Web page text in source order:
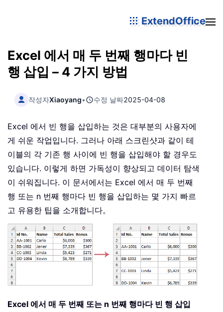
ExtendOffice
Excel 에서 매 두 번째 행마다 빈
행 삽입 – 4 가지 방법
작성자Xiaoyang• 수정 날짜2025-04-08
Excel 에서 빈 행을 삽입하는 것은 대부분의 사용자에
게 쉬운 작업입니다. 그러나 아래 스크린샷과 같이 테
이블의 각 기존 행 사이에 빈 행을 삽입해야 할 경우도
있습니다. 이렇게 하면 가독성이 향상되고 데이터 탐색
이 쉬워집니다. 이 문서에서는 Excel 에서 매 두 번째
행 또는 n 번째 행마다 빈 행을 삽입하는 몇 가지 빠르
고 유용한 팁을 소개합니다。
Excel 에서 매 두 번째 또는 n 번째 행마다 빈 행 삽입